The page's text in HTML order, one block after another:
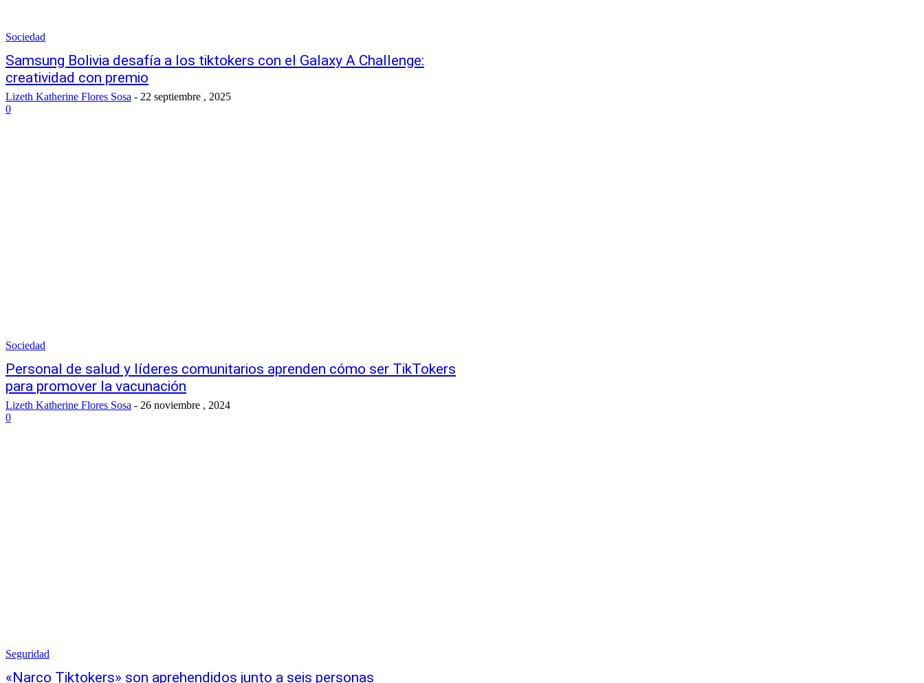
Sociedad
Samsung Bolivia desafía a los tiktokers con el Galaxy A Challenge:
creatividad con premio
Lizeth Katherine Flores Sosa - 22 septiembre , 2025
0
Sociedad
Personal de salud y líderes comunitarios aprenden cómo ser TikTokers
para promover la vacunación
Lizeth Katherine Flores Sosa - 26 noviembre , 2024
0
Seguridad
«Narco Tiktokers» son aprehendidos junto a seis personas